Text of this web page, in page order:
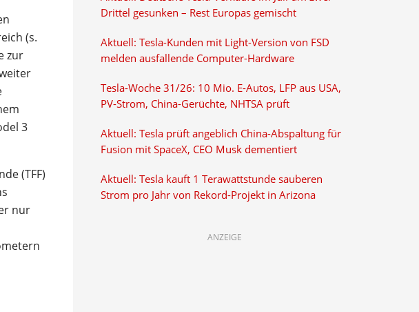
(s.
zur
3
(TFF)
nur
Drittel gesunken – Rest Europas gemischt
Aktuell: Tesla-Kunden mit Light-Version von FSD
melden ausfallende Computer-Hardware
Tesla-Woche 31/26: 10 Mio. E-Autos, LFP aus USA,
PV-Strom, China-Gerüchte, NHTSA prüft
Aktuell: Tesla prüft angeblich China-Abspaltung für
Fusion mit SpaceX, CEO Musk dementiert
Aktuell: Tesla kauft 1 Terawattstunde sauberen
Strom pro Jahr von Rekord-Projekt in Arizona
ANZEIGE